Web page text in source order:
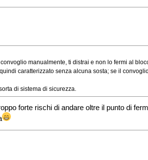
manualmente, ti distrai e non lo fermi al
caratterizzato senza alcuna sosta; se il
di sistema di sicurezza.
forte rischi di andare oltre il punto di